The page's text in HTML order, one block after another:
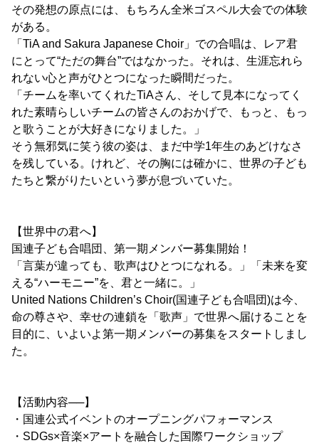
その発想の原点には、もちろん全米ゴスペル大会での体験
がある。
「TiA and Sakura Japanese Choir」での合唱は、レア君
にとって“ただの舞台”ではなかった。それは、生涯忘れら
れない心と声がひとつになった瞬間だった。
「チームを率いてくれたTiAさん、そして見本になってく
れた素晴らしいチームの皆さんのおかげで、もっと、もっ
と歌うことが大好きになりました。」
そう無邪気に笑う彼の姿は、まだ中学1年生のあどけなさ
を残している。けれど、その胸には確かに、世界の子ども
たちと繋がりたいという夢が息づいていた。
【世界中の君へ】
国連子ども合唱団、第一期メンバー募集開始！
「言葉が違っても、歌声はひとつになれる。」「未来を変
える“ハーモニー”を、君と一緒に。」
United Nations Children’s Choir(国連子ども合唱団)は今、
命の尊さや、幸せの連鎖を「歌声」で世界へ届けることを
目的に、いよいよ第一期メンバーの募集をスタートしまし
た。
【活動内容──】
・国連公式イベントのオープニングパフォーマンス
・SDGs×音楽×アートを融合した国際ワークショップ